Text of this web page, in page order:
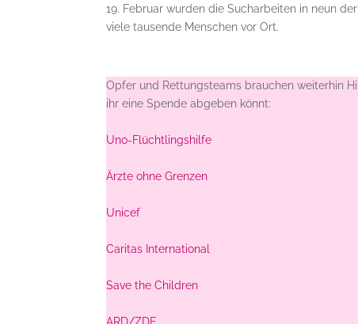
19. Februar wurden die Sucharbeiten in neun
viele tausende Menschen vor Ort.
Opfer und Rettungsteams brauchen weiterhin
ihr eine Spende abgeben könnt:
Uno-Flüchtlingshilfe
Ärzte ohne Grenzen
Unicef
Caritas International
Save the Children